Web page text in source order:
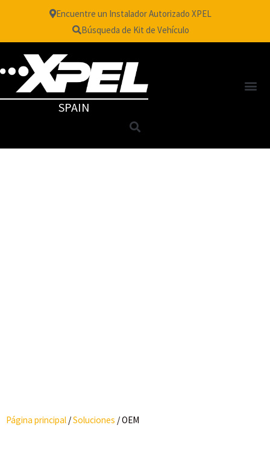
Encuentre un Instalador Autorizado XPEL
Búsqueda de Kit de Vehículo
SPAIN
Página principal /Soluciones /OEM